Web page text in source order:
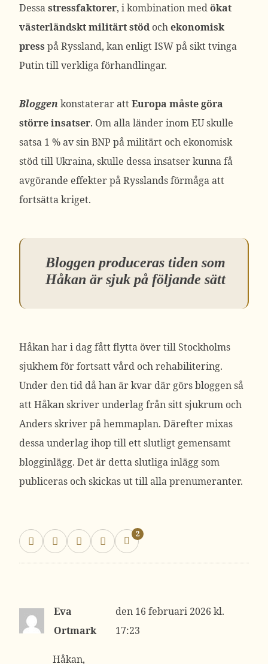
Dessastressfaktorer, i kombination medökat
västerländskt militärt stödochekonomisk
press på Ryssland, kan enligt ISW på sikt tvinga
Putin till verkliga förhandlingar.
Bloggenkonstaterar attEuropa måste göra
större insatser. Om alla länder inom EU skulle
satsa 1 % av sin BNP på militärt och ekonomisk
stöd till Ukraina, skulle dessa insatser kunna få
avgörande effekter på Rysslands förmåga att
fortsätta kriget.
Bloggen produceras tiden som
Håkan är sjuk på följande sätt
Håkan har i dag fått flytta över till Stockholms
sjukhem för fortsatt vård och rehabilitering.
Under den tid då han är kvar där görs bloggen så
att Håkan skriver underlag från sitt sjukrum och
Anders skriver på hemmaplan. Därefter mixas
dessa underlag ihop till ett slutligt gemensamt
blogginlägg. Det är detta slutliga inlägg som
publiceras och skickas ut till alla prenumeranter.
2
Eva
Ortmark
16 februari 2026 kl.
17:23
Håkan,